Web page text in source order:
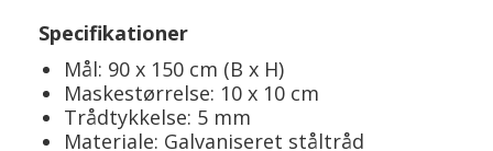
Specifikationer
Mål: 90 x 150 cm (B x H)
Maskestørrelse: 10 x 10 cm
Trådtykkelse: 5 mm
Materiale: Galvaniseret ståltråd